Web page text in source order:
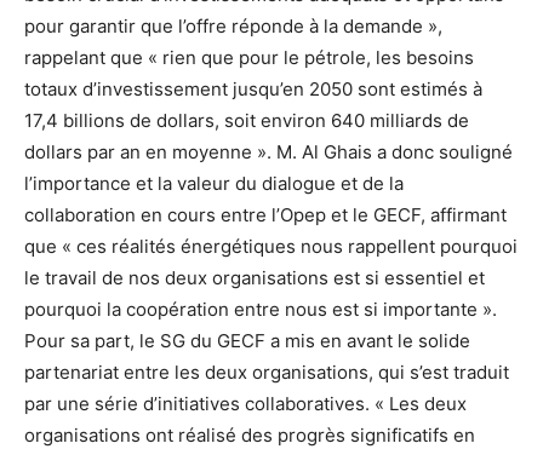
pour garantir que l’offre réponde à la demande »,
rappelant que « rien que pour le pétrole, les besoins
totaux d’investissement jusqu’en 2050 sont estimés à
17,4 billions de dollars, soit environ 640 milliards de
dollars par an en moyenne ». M. Al Ghais a donc souligné
l’importance et la valeur du dialogue et de la
collaboration en cours entre l’Opep et le GECF, affirmant
que « ces réalités énergétiques nous rappellent pourquoi
le travail de nos deux organisations est si essentiel et
pourquoi la coopération entre nous est si importante ».
Pour sa part, le SG du GECF a mis en avant le solide
partenariat entre les deux organisations, qui s’est traduit
par une série d’initiatives collaboratives. « Les deux
organisations ont réalisé des progrès significatifs en